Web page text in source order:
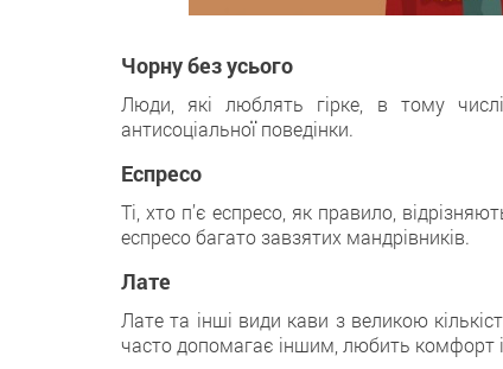
Чорну без усього
Люди, які люблять гірке, в тому
антисоціальної поведінки.
Еспресо
Ті, хто п’є еспресо, як правило,
еспресо багато завзятих мандрівників.
Лате
Лате та інші види кави з великою
часто допомагає іншим, любить комфорт